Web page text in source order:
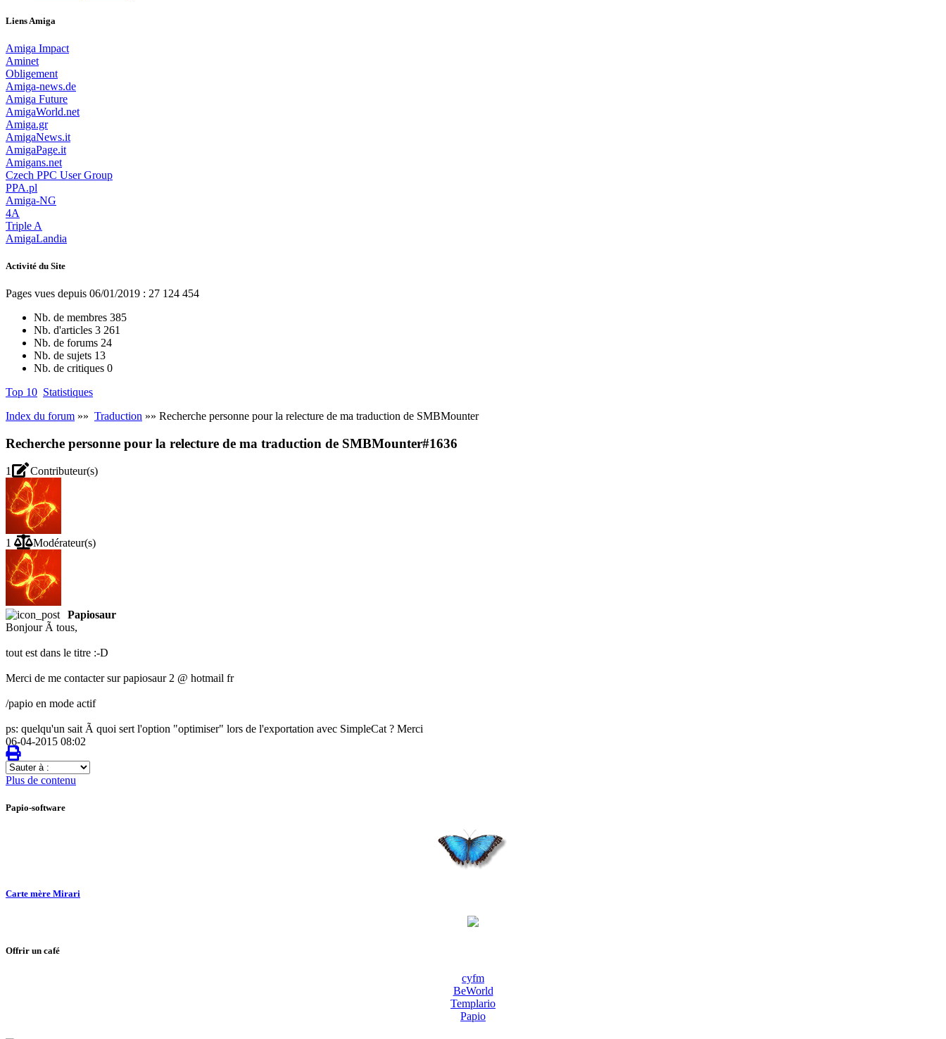
Liens Amiga
Amiga Impact
Aminet
Obligement
Amiga-news.de
Amiga Future
AmigaWorld.net
Amiga.gr
AmigaNews.it
AmigaPage.it
Amigans.net
Czech PPC User Group
PPA.pl
Amiga-NG
4A
Triple A
AmigaLandia
Activité du Site
Pages vues depuis 06/01/2019 : 27 124 454
Nb. de membres 385
Nb. d'articles 3 261
Nb. de forums 24
Nb. de sujets 13
Nb. de critiques 0
Top 10 Statistiques
Index du forum »» Traduction »» Recherche personne pour la relecture de ma traduction de SMBMounter
Recherche personne pour la relecture de ma traduction de SMBMounter#1636
1 Contributeur(s)
1 Modérateur(s)
Papiosaur
Bonjour Ã tous,
tout est dans le titre :-D
Merci de me contacter sur papiosaur 2 @ hotmail fr
/papio en mode actif
ps: quelqu'un sait Ã quoi sert l'option "optimiser" lors de l'exportation avec SimpleCat ? Merci
06-04-2015 08:02
Sauter
à
Plus de contenu
Papio-software
Carte mère Mirari
Offrir un café
cyfm
BeWorld
Templario
Papio